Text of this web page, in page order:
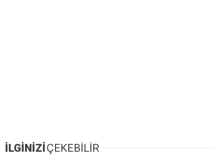
İLGİNİZİ ÇEKEBİLİR